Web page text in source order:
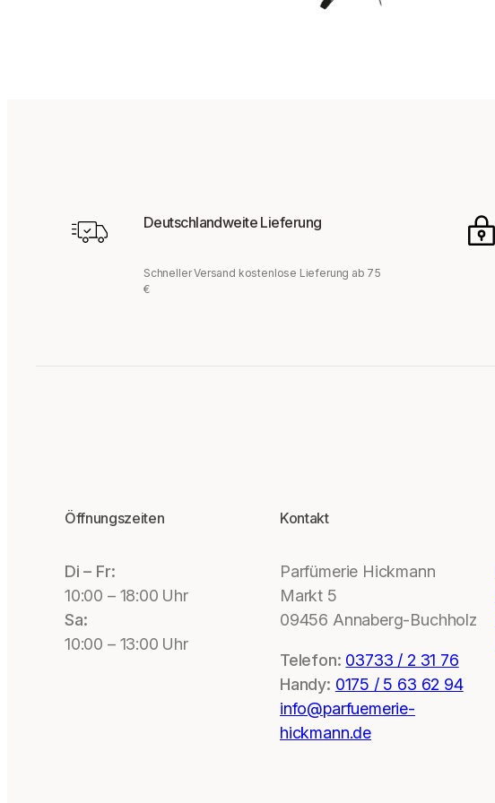
Deutschlandweite Lieferung
Schneller Versand kostenlose Lieferung ab 75
€
Öffnungszeiten
Di – Fr:
10:00 – 18:00 Uhr
Sa:
10:00 – 13:00 Uhr
Kontakt
Parfümerie Hickmann
Markt 5
09456 Annaberg-Buchholz
Telefon: 03733 / 2 31 76
Handy: 0175 / 5 63 62 94
info@parfuemerie-
hickmann.de